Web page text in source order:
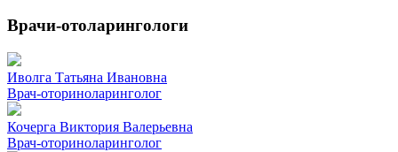
Врачи-отоларингологи
Иволга Татьяна Ивановна
Врач-оториноларинголог
Кочерга Виктория Валерьевна
Врач-оториноларинголог